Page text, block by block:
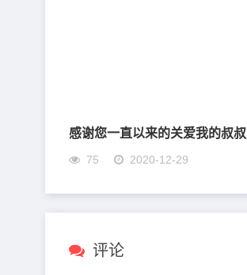
感谢您一直以来的关爱我的叔叔
75 2020-12-29
评论